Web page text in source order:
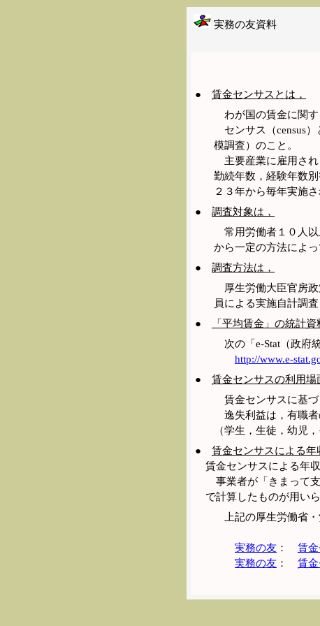
実務の友資料
● 賃金センサスとは，
わが国の賃金に関す
センサス（census）
模調査）のこと。
主要産業に雇用され
勤続年数，経験年数
２３年から毎年実施
● 調査対象は，
常用労働者１０人以
から一定の方法によ
● 調査方法は，
厚生労働大臣官房政
員による実施自計調
●
「平均賃金」の統計資
次の「e-Stat（政府
http://www.e-
● 賃金センサスの利用場
賃金センサスに基づ
逸失利益は，有職者
（学生，生徒，幼児
● 賃金センサスによる年
賃金センサスによる年収
事業者が「きまって支
で計算したものが用いら
上記の厚生労働省・
実務の友 ： 賃金
実務の友 ： 賃